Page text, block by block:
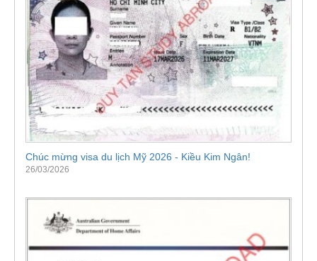
Chúc mừng visa du lịch Mỹ 2026 - Kiều Kim Ngân!
26/03/2026